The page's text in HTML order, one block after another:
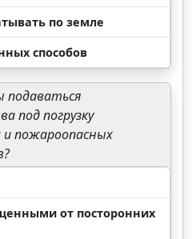
по земле
способов
подаваться
под погрузку
пожароопасных
от посторонних